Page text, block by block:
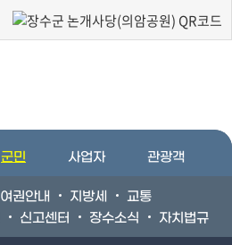
군민 사업자 관광객
여권안내 지방세
교통
신고센터 장수소식 자치법규